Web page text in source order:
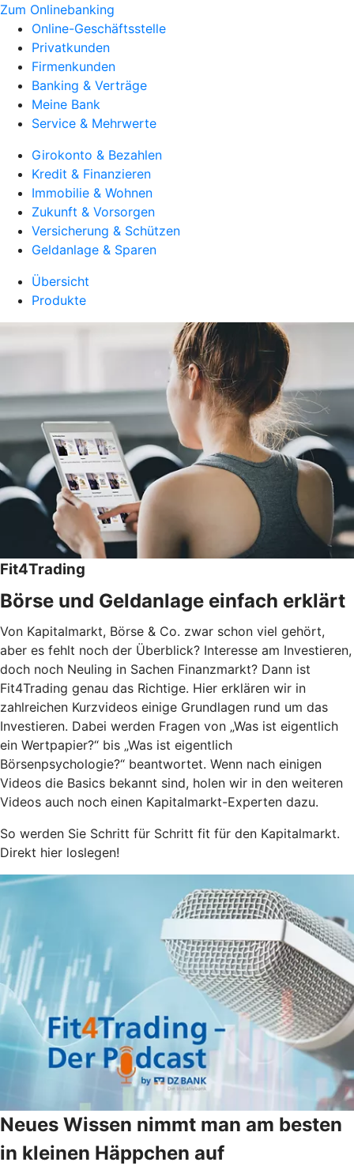
Zum Onlinebanking
Online-Geschäftsstelle
Privatkunden
Firmenkunden
Banking & Verträge
Meine Bank
Service & Mehrwerte
Girokonto & Bezahlen
Kredit & Finanzieren
Immobilie & Wohnen
Zukunft & Vorsorgen
Versicherung & Schützen
Geldanlage & Sparen
Übersicht
Produkte
Fit4Trading
Börse und Geldanlage einfach erklärt
Von Kapitalmarkt, Börse & Co. zwar schon viel gehört,
aber es fehlt noch der Überblick? Interesse am Investieren,
doch noch Neuling in Sachen Finanzmarkt? Dann ist
Fit4Trading genau das Richtige. Hier erklären wir in
zahlreichen Kurzvideos einige Grundlagen rund um das
Investieren. Dabei werden Fragen von „Was ist eigentlich
ein Wertpapier?“ bis „Was ist eigentlich
Börsenpsychologie?“ beantwortet. Wenn nach einigen
Videos die Basics bekannt sind, holen wir in den weiteren
Videos auch noch einen Kapitalmarkt-Experten dazu.
So werden Sie Schritt für Schritt fit für den Kapitalmarkt.
Direkt hier loslegen!
Neues Wissen nimmt man am besten
in kleinen Häppchen auf